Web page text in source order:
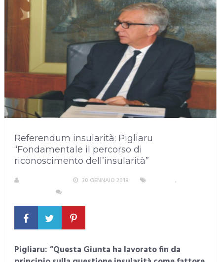
Referendum insularità: Pigliaru
“Fondamentale il percorso di
riconoscimento dell’insularità”
30 GENNAIO 2018
,
Pigliaru: “Questa Giunta ha lavorato fin da